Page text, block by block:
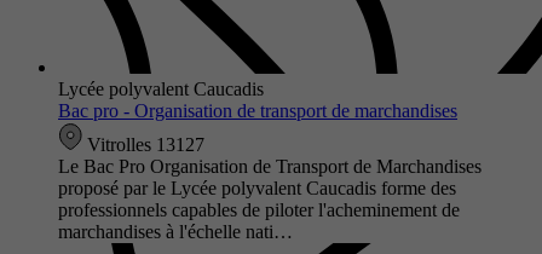
Lycée polyvalent Caucadis
Bac pro - Organisation de transport de marchandises
Vitrolles 13127
Le Bac Pro Organisation de Transport de Marchandises
proposé par le Lycée polyvalent Caucadis forme des
professionnels capables de piloter l'acheminement de
marchandises à l'échelle nati…